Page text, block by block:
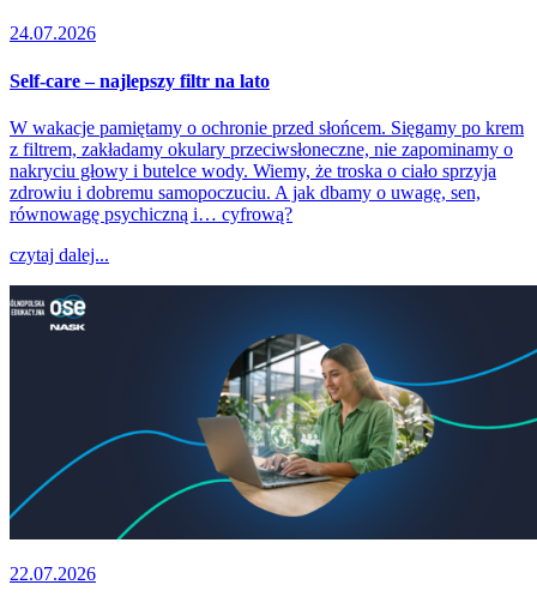
24.07.2026
Self-care – najlepszy filtr na lato
W wakacje pamiętamy o ochronie przed słońcem. Sięgamy po krem
z filtrem, zakładamy okulary przeciwsłoneczne, nie zapominamy o
nakryciu głowy i butelce wody. Wiemy, że troska o ciało sprzyja
zdrowiu i dobremu samopoczuciu. A jak dbamy o uwagę, sen,
równowagę psychiczną i… cyfrową?
czytaj dalej...
22.07.2026